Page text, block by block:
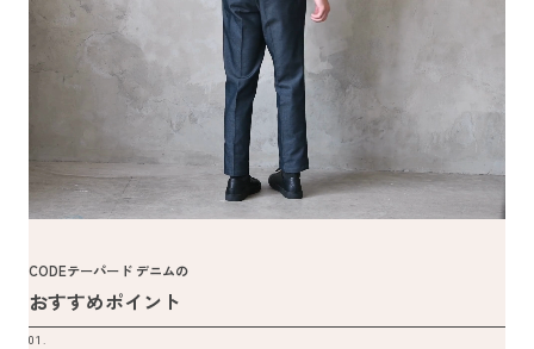
CODEテーパード デニムの
おすすめポイント
01.